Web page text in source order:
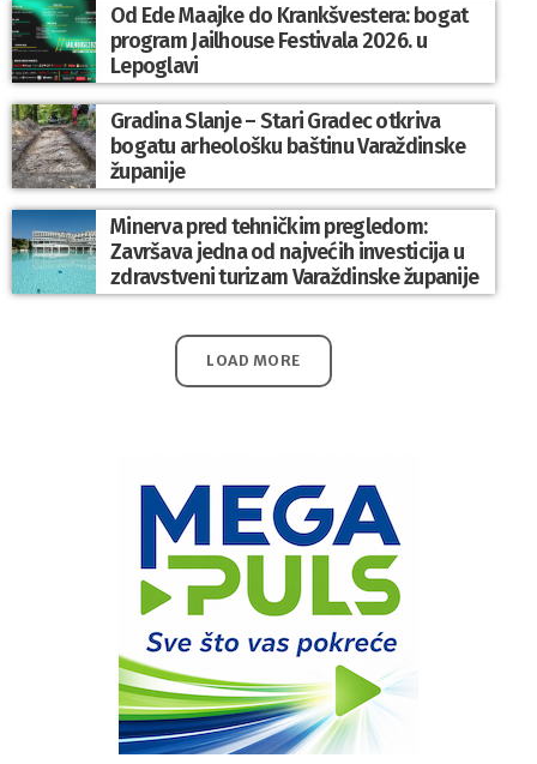
Od Ede Maajke do Krankšvestera: bogat
program Jailhouse Festivala 2026. u
Lepoglavi
Gradina Slanje – Stari Gradec otkriva
bogatu arheološku baštinu Varaždinske
županije
Minerva pred tehničkim pregledom:
Završava jedna od najvećih investicija u
zdravstveni turizam Varaždinske županije
LOAD MORE